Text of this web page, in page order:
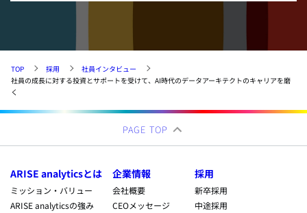
TOP 採用
社員インタビュー
社員の成長に対する投資とサポートを受けて、AI時代のデータアーキテクトのキャリアを磨
く
PAGE TOP
ARISE analyticsとは
ミッション・バリュー
ARISE analyticsの強み
企業情報
会社概要
CEOメッセージ
採用
新卒採用
中途採用